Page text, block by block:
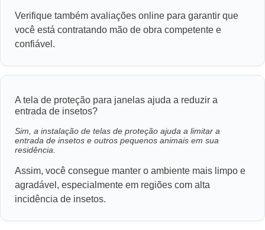
Verifique também avaliações online para garantir que
você está contratando mão de obra competente e
confiável.
A tela de proteção para janelas ajuda a reduzir a
entrada de insetos?
Sim, a instalação de telas de proteção ajuda a limitar a
entrada de insetos e outros pequenos animais em sua
residência.
Assim, você consegue manter o ambiente mais limpo e
agradável, especialmente em regiões com alta
incidência de insetos.